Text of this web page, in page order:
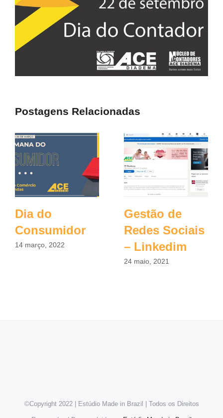
Postagens Relacionadas
Dia do
Consumidor
14 março, 2022
Gestão de
Redes Sociais
– Linkedim
24 maio, 2021
©Copyright 2022 | Estúdio Made in Brazil | Todos os Direitos